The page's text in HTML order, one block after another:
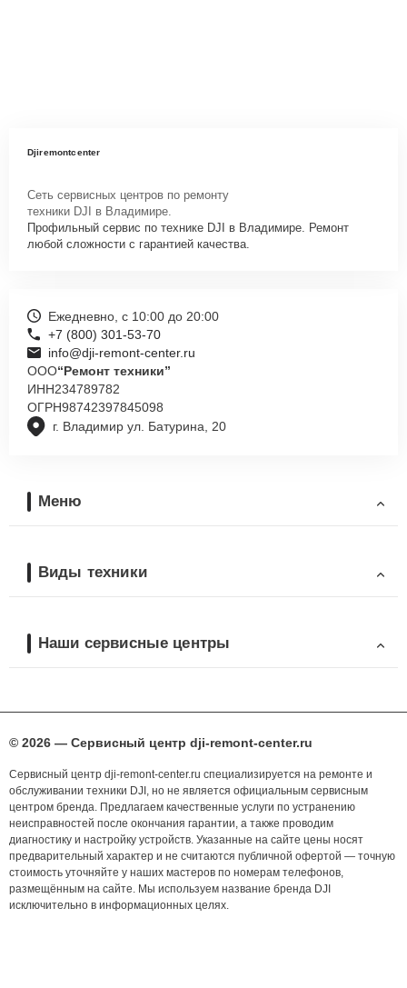
Djiremontcenter
Сеть сервисных центров по ремонту
техники DJI в Владимире.
Профильный сервис по технике DJI в Владимире. Ремонт
любой сложности с гарантией качества.
г. Владимир ул. Батурина, 20
Ежедневно, с 10:00 до 20:00
+7 (800) 301-53-70
info@dji-remont-center.ru
ООО“Ремонт техники”
ИНН234789782
ОГРН98742397845098
Меню
Виды техники
Наши сервисные центры
© 2026 — Сервисный центр dji-remont-center.ru
Сервисный центр dji-remont-center.ru специализируется на ремонте и
обслуживании техники DJI, но не является официальным сервисным
центром бренда. Предлагаем качественные услуги по устранению
неисправностей после окончания гарантии, а также проводим
диагностику и настройку устройств. Указанные на сайте цены носят
предварительный характер и не считаются публичной офертой — точную
стоимость уточняйте у наших мастеров по номерам телефонов,
размещённым на сайте. Мы используем название бренда DJI
исключительно в информационных целях.